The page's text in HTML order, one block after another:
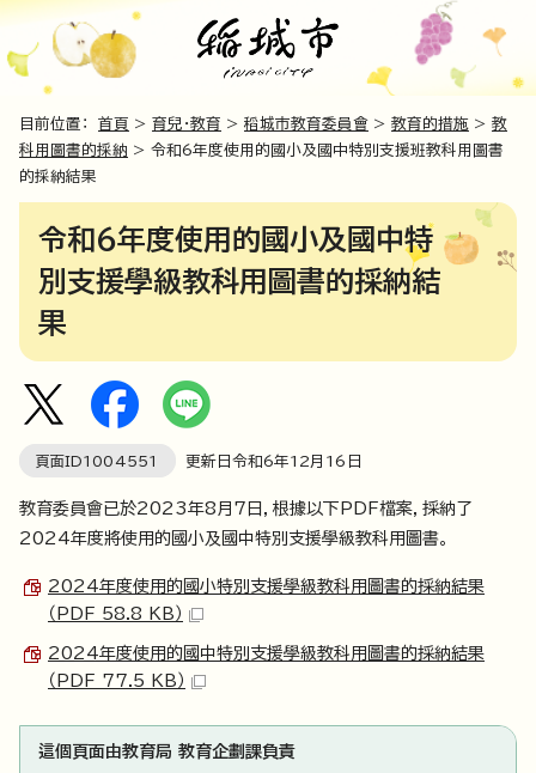
目前位置： 首頁 > 育兒・教育 > 稻城市教育委員會 > 教育的措施 > 教
科用圖書的採納 > 令和6年度使用的國小及國中特別支援班教科用圖書
的採納結果
令和6年度使用的國小及國中特
別支援學級教科用圖書的採納結
果
頁面ID1004551 更新日令和6年12月 16 日
教育委員會已於2023年8月7日，根據以下PDF檔案，採納了
2024年度將使用的國小及國中特別支援學級教科用圖書。
2024年度使用的國小特別支援學級教科用圖書的採納結果
（PDF 58.8 KB）
2024年度使用的國中特別支援學級教科用圖書的採納結果
（PDF 77.5 KB）
這個頁面由教育局 教育企劃課負責